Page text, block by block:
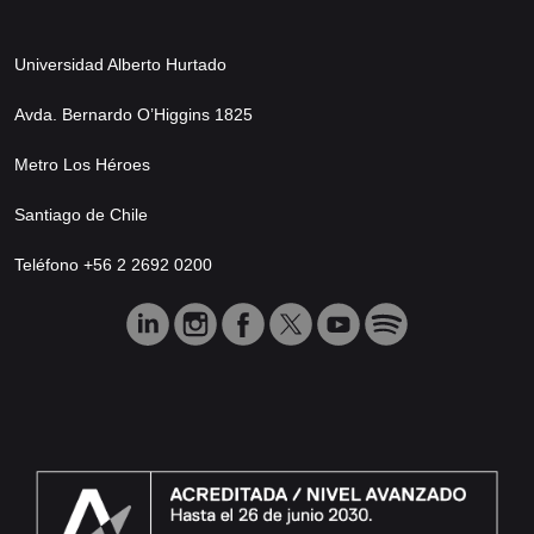
Universidad Alberto Hurtado
Avda. Bernardo O’Higgins 1825
Metro Los Héroes
Santiago de Chile
Teléfono +56 2 2692 0200